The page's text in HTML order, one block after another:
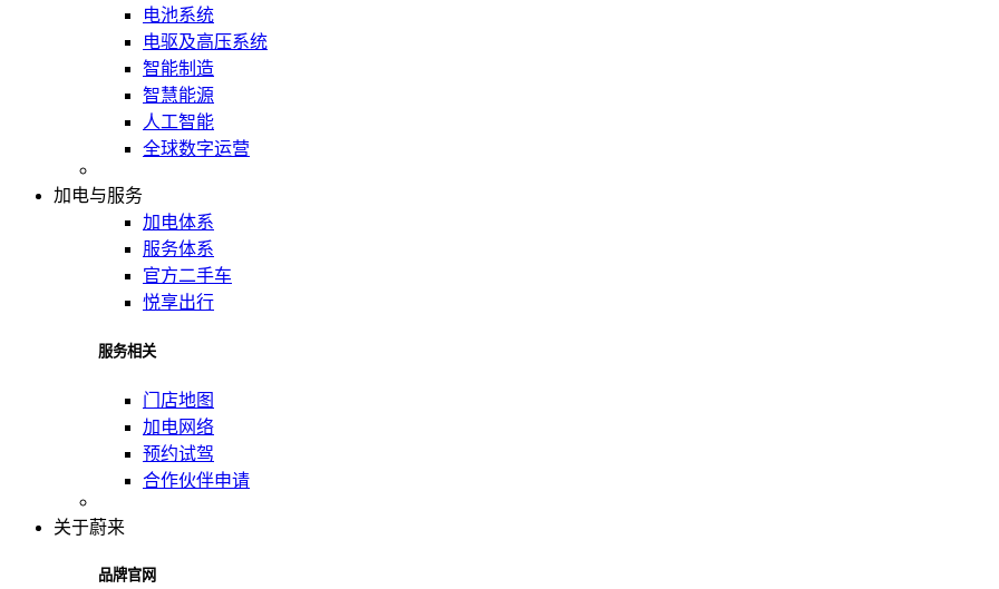
电池系统
电驱及高压系统
智能制造
智慧能源
人工智能
全球数字运营
加电与服务
加电体系
服务体系
官方二手车
悦享出行
服务相关
门店地图
加电网络
预约试驾
合作伙伴申请
关于蔚来
品牌官网